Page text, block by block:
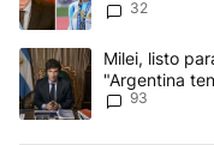
anti-Messi”
32
Un artículo deMilei, listo
"Argentina
93